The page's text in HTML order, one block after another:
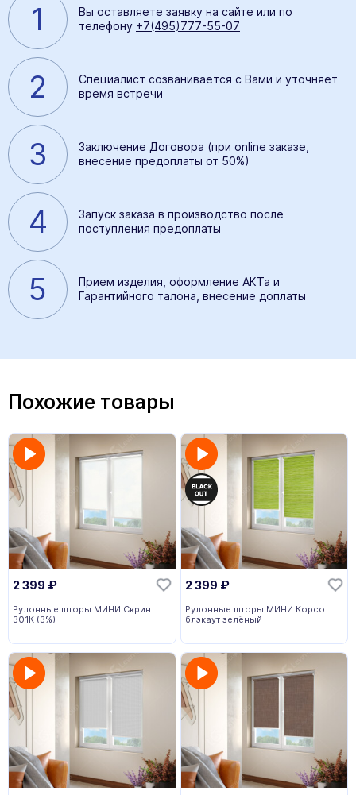
1 Вы оставляете заявку на сайте или по
телефону +7(495)777-55-07
2
Специалист созванивается с Вами и уточняет
время встречи
3
Заключение Договора (при online заказе,
внесение предоплаты от 50%)
4
Запуск заказа в производство после
поступления предоплаты
5
Прием изделия, оформление АКТа и
Гарантийного талона, внесение доплаты
Похожие товары
2 399 ₽
Рулонные шторы МИНИ Скрин
301К (3%)
2 399 ₽
Рулонные шторы МИНИ Корсо
блэкаут зелёный